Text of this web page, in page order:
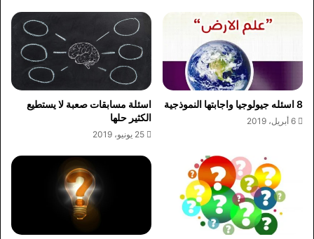
8 اسئله جيولوجيا واجابتها النموذجية
6 أبريل، 2019
اسئلة مسابقات صعبة لا يستطيع
الكثير حلها
25 يونيو، 2019